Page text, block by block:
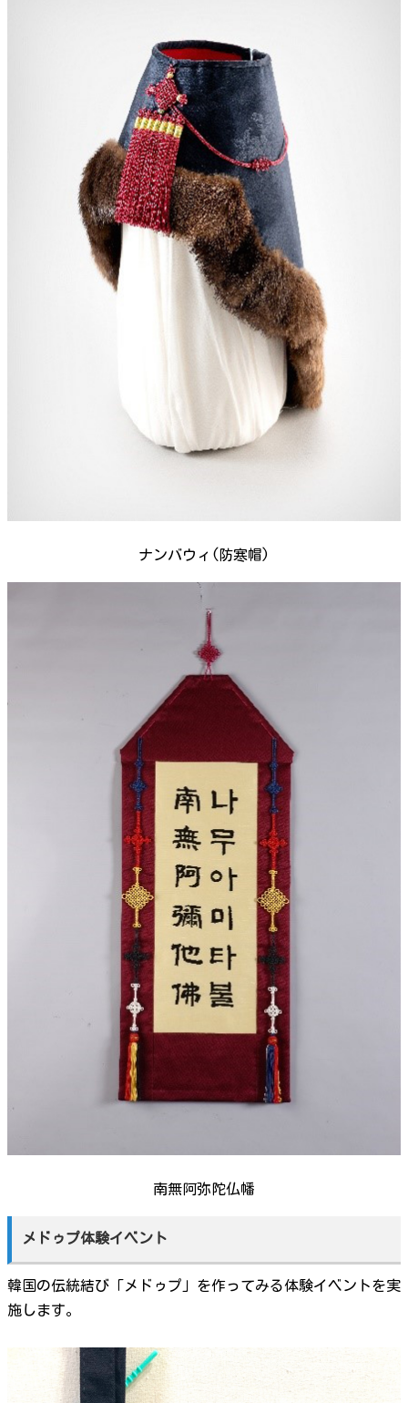
ナンバウィ(防寒帽)
南無阿弥陀仏幡
メドゥプ体験イベント
韓国の伝統結び「メドゥプ」を作ってみる体験イベントを実
施します。